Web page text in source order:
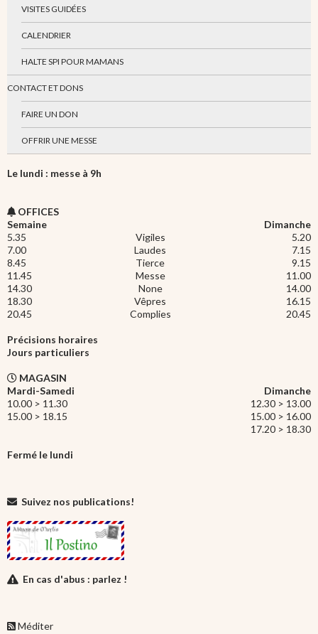
VISITES GUIDÉES
CALENDRIER
HALTE SPI POUR MAMANS
CONTACT ET DONS
FAIRE UN DON
OFFRIR UNE MESSE
Le lundi : messe à 9h
OFFICES
Semaine
Dimanche
5.35
Vigiles
5.20
7.00
Laudes
7.15
8.45
Tierce
9.15
11.45
Messe
11.00
14.30
None
14.00
18.30
Vêpres
16.15
20.45
Complies 20.45
Précisions horaires
Jours particuliers
MAGASIN
Mardi-Samedi
Dimanche
10.00 > 11.30
12.30 > 13.00
15.00 > 18.15
15.00 > 16.00
17.20 > 18.30
Fermé le lundi
Suivez nos publications!
En cas d'abus : parlez !
Méditer